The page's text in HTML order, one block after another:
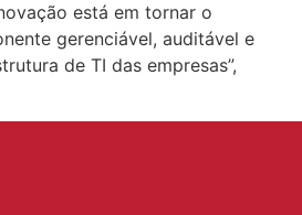
está em tornar o
gerenciável, auditável e
de TI das empresas”,